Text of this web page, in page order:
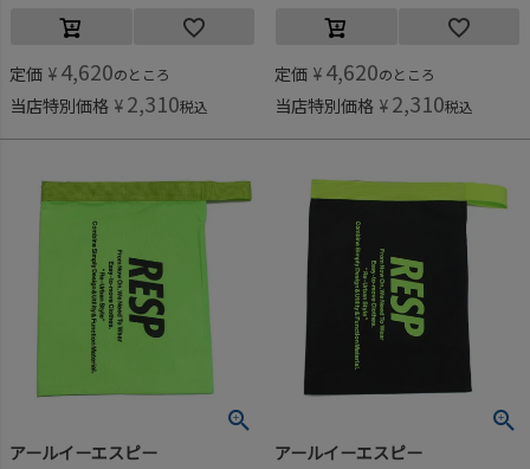
定価 ¥ 4,620のところ
当店特別価格 ¥ 2,310税込
定価 ¥ 4,620のところ
当店特別価格 ¥ 2,310税込
アールイーエスピー アールイーエスピー